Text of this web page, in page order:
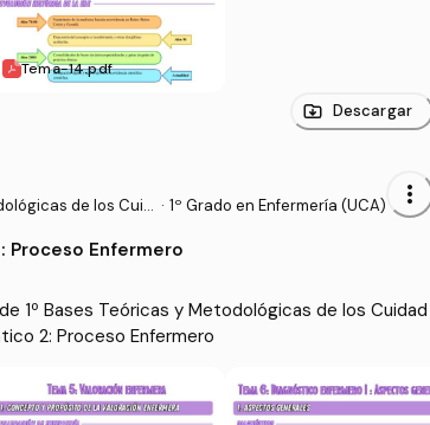
Tema-14.pdf
Descargar
de los Cuid · 1º Grado en Enfermería (UCA) more_vert
Proceso Enfermero
1º Bases Teóricas y Metodológicas de los Cuidad
2: Proceso Enfermero